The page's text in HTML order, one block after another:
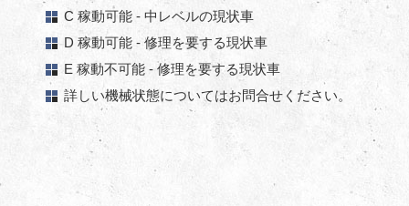
C 稼動可能 - 中レベルの現状車
D 稼動可能 - 修理を要する現状車
E 稼動不可能 - 修理を要する現状車
詳しい機械状態についてはお問合せください。